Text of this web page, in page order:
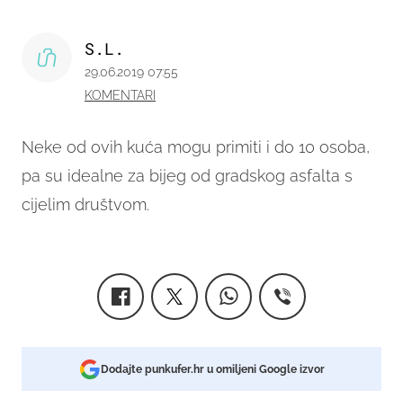
Neke od ovih kuća mogu primiti i do 10 osoba,
pa su idealne za bijeg od gradskog asfalta s
cijelim društvom.
S.L.
29.06.2019 07:55
KOMENTARI
Dodajte punkufer.hr u omiljeni Google izvor